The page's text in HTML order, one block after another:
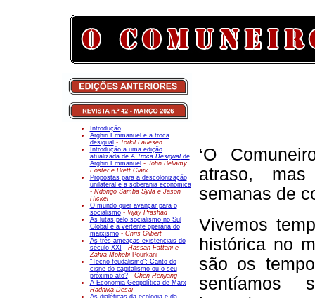
Introdução
Arghiri Emmanuel e a troca
desigual - Torkil Lauesen
Introdução a uma edição
atualizada deA Troca Desigualde
Arghiri Emmanuel - John Bellamy
Foster e Brett Clark
Propostas para a descolonização
unilateral e a soberania económica
- Ndongo Samba Sylla e Jason
Hickel
O mundo quer avançar para o
socialismo- Vijay Prashad
As lutas pelo socialismo no Sul
Global e a vertente operária do
marxismo- Chris Gilbert
As três ameaças existenciais do
século XXI - Hassan Fattahi e
Zahra Mohebi-Pourkani
"Tecno-feudalismo": Canto do
cisne do capitalismo ou o seu
próximo ato? - Chen Renjiang
A Economia Geopolítica de Marx-
Radhika Desai
As dialéticas da ecologia e da
‘O
atraso,
semanas de
Vivemos
histórica no
são os
sentíamos